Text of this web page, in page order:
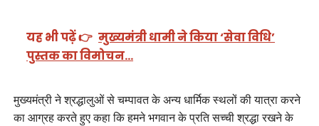
यह भी पढ़ें 👉 मुख्यमंत्री धामी ने किया ‘सेवा विधि’
पुस्तक का विमोचन…
मुख्यमंत्री ने श्रद्धालुओं से चम्पावत के अन्य धार्मिक स्थलों की यात्रा करने
का आग्रह करते हुए कहा कि हमने भगवान के प्रति सच्ची श्रद्धा रखने के